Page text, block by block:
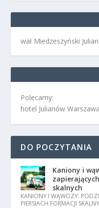
wał Miedzeszyński
Polecamy:
hotel Julianów Warszawa
DO POCZYTANIA
Kaniony i
skalnych
KANIONY I WĄWOZY:
PIERSIACH FORMACJI